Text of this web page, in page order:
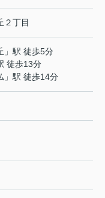
２丁目
」駅 徒歩5分
徒歩13分
」駅 徒歩14分